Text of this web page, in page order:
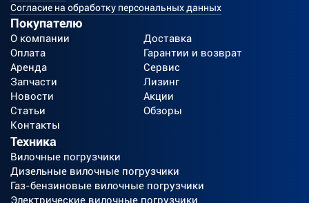
Согласие на обработку персональных данных
Покупателю
О компании
Доставка
Оплата
Гарантии и возврат
Аренда
Сервис
Запчасти
Лизинг
Новости
Акции
Статьи
Обзоры
Контакты
Техника
Вилочные погрузчики
Дизельные вилочные погрузчики
Газ-бензиновые вилочные погрузчики
Электрические вилочные погрузчики